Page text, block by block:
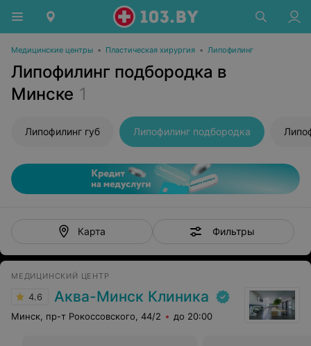
Медицинские центры • Пластическая хирургия • Липофилинг
Липофилинг подбородка в
Минске 1
Липофилинг губ Липофилинг подбородка
Карта Фильтры
МЕДИЦИНСКИЙ ЦЕНТР
4.6 Аква-Минск Клиника
Минск, пр-т Рокоссовского, 44/2 до 20:00